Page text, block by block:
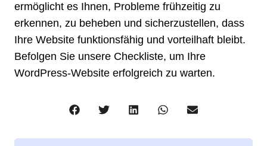
ermöglicht es Ihnen, Probleme frühzeitig zu
erkennen, zu beheben und sicherzustellen, dass
Ihre Website funktionsfähig und vorteilhaft bleibt.
Befolgen Sie unsere Checkliste, um Ihre
WordPress-Website erfolgreich zu warten.